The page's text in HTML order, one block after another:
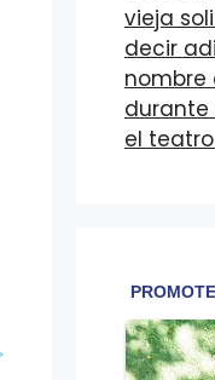
vieja
decir
nombre
durante
el